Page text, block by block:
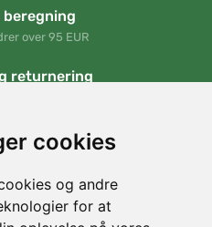
cookies
og andre
for at
over 95 EUR
returnering
din ordre når som helst inden for
træ! Læs mere